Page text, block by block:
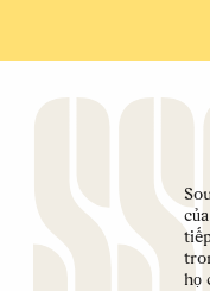
họ